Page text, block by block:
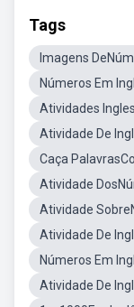
Tags
Imagens
Números Em
Atividades
Atividade De
Caça
Atividade
Atividade
Atividade De
Números Em
Atividade De